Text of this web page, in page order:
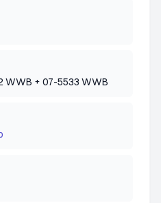
WWB + 07-5533 WWB